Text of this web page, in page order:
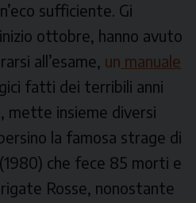
sufficiente. Gi
ottobre, hanno avuto
all’esame, un manuale
fatti dei terribili anni
mette insieme diversi
la famosa strage di
che fece 85 morti e
Rosse, nonostante